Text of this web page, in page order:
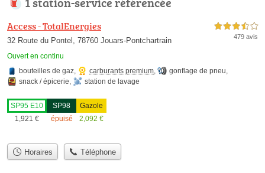
Access - TotalEnergies
32 Route du Pontel, 78760 Jouars-Pontchartrain
Ouvert en continu
3,5 étoiles sur 5
479 avis
bouteilles de gaz, carburants premium, gonflage de pneu,
snack / épicerie, station de lavage
SP95 E10
1,921 €
SP98
épuisé
Gazole
2,092 €
Horaires Téléphone